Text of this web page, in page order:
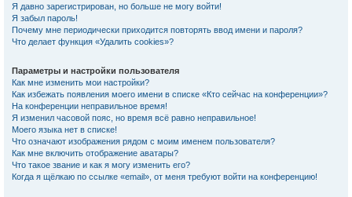
Я давно зарегистрирован, но больше не могу войти!
Я забыл пароль!
Почему мне периодически приходится повторять ввод имени и пароля?
Что делает функция «Удалить cookies»?
Параметры и настройки пользователя
Как мне изменить мои настройки?
Как избежать появления моего имени в списке «Кто сейчас на конференции»?
На конференции неправильное время!
Я изменил часовой пояс, но время всё равно неправильное!
Моего языка нет в списке!
Что означают изображения рядом с моим именем пользователя?
Как мне включить отображение аватары?
Что такое звание и как я могу изменить его?
Когда я щёлкаю по ссылке «email», от меня требуют войти на конференцию!